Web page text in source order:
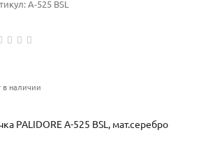
А-525 BSL
в наличии
PALIDORE А-525 BSL, мат.серебро